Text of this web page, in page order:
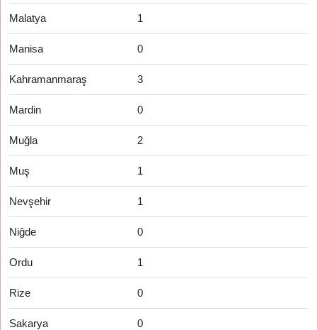
Malatya 1
Manisa 0
Kahramanmaraş 3
Mardin 0
Muğla 2
Muş 1
Nevşehir 1
Niğde 0
Ordu 1
Rize 0
Sakarya 0